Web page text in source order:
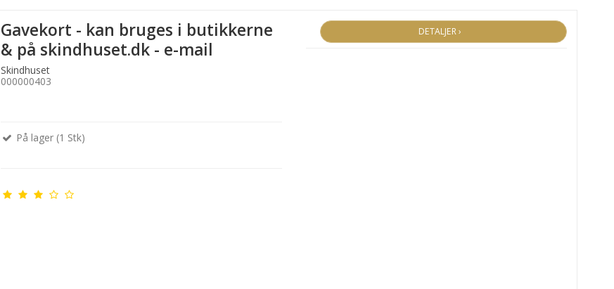
Gavekort - kan bruges i butikkerne
& på skindhuset.dk - e-mail
Skindhuset
000000403
På lager (1 Stk)
DETALJER ›